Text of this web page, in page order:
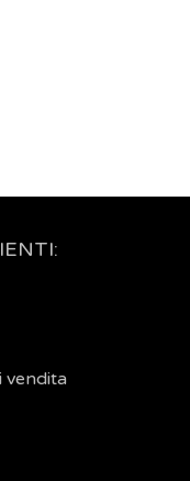
vendita